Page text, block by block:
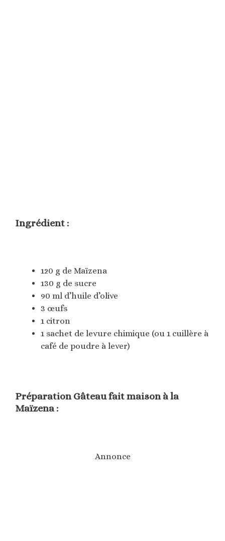
Ingrédient :
120 g de Maïzena
130 g de sucre
90 ml d’huile d’olive
3 œufs
1 citron
1 sachet de levure chimique (ou 1 cuillère à
café de poudre à lever)
Préparation Gâteau fait maison à la
Maïzena :
Annonce